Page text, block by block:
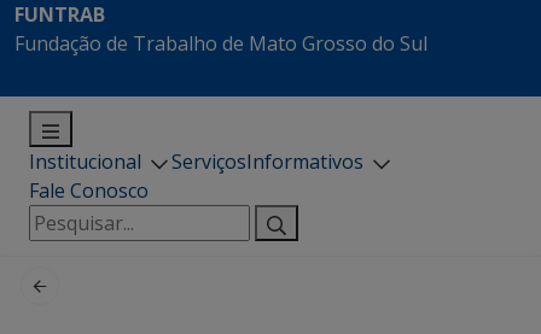
FUNTRAB
Fundação de Trabalho de Mato Grosso do Sul
Institucional ServiçosInformativos
Fale Conosco
Pesquisar
por: